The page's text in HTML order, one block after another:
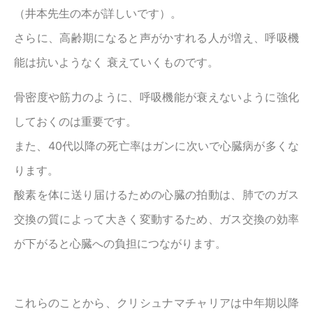
（井本先生の本が詳しいです）。
さらに、高齢期になると声がかすれる人が増え、呼吸機
能は抗いようなく 衰えていくものです。
骨密度や筋力のように、呼吸機能が衰えないように強化
しておくのは重要です。
また、40代以降の死亡率はガンに次いで心臓病が多くな
ります。
酸素を体に送り届けるための心臓の拍動は、肺でのガス
交換の質によって大きく変動するため、ガス交換の効率
が下がると心臓への負担につながります。
これらのことから、クリシュナマチャリアは中年期以降